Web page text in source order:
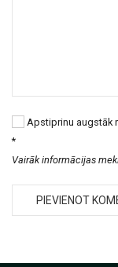
Apstiprinu augstāk
*
Vairāk informācijas